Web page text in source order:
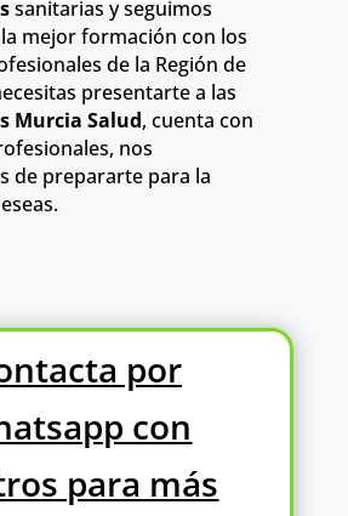
sanitarias y seguimos
mejor formación con los
de la Región de
presentarte a las
Murcia Salud, cuenta con
nos
de prepararte para la
por
con
para más